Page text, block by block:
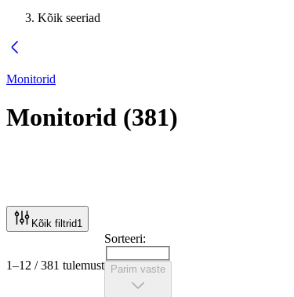
Kõik seeriad
Monitorid
Monitorid (381)
Kõik filtrid1
1–12 / 381 tulemust
Sorteeri:
Parim vaste